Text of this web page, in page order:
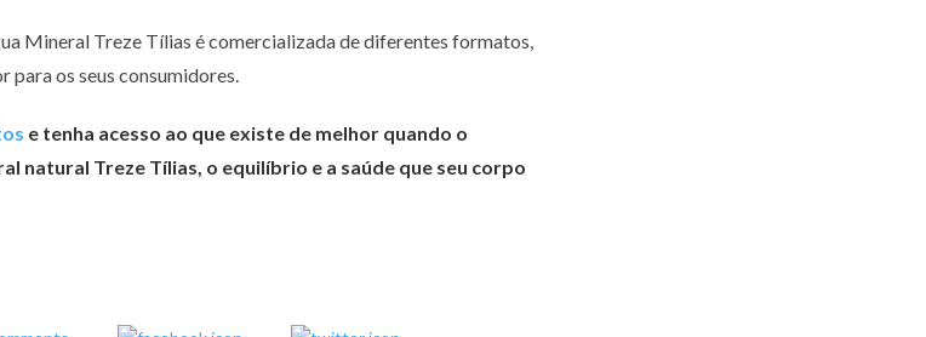
Mineral Treze Tílias é comercializada de diferentes formatos,
para os seus consumidores.
e tenha acesso ao que existe de melhor quando o
natural Treze Tílias, o equilíbrio e a saúde que seu corpo